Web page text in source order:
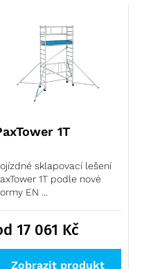
1T
sklapovací lešení
1T podle nové
EN ...
17 061 Kč
Zobrazit produkt